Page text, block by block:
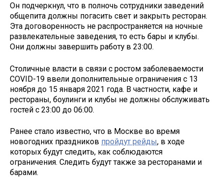
Он подчеркнул, что в полночь сотрудники заведений
общепита должны погасить свет и закрыть ресторан.
Эта договоренность не распространяется на ночные
развлекательные заведения, то есть бары и клубы.
Они должны завершить работу в 23:00.
Столичные власти в связи с ростом заболеваемости
COVID-19 ввели дополнительные ограничения с 13
ноября до 15 января 2021 года. В частности, кафе и
рестораны, боулинги и клубы не должны обслуживать
гостей с 23:00 до 06:00.
Ранее стало известно, что в Москве во время
новогодних праздников пройдут рейды, в ходе
которых будут следить, как соблюдаются
ограничения. Следить будут также за ресторанами и
барами.